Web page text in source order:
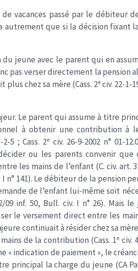
vacances passé par le débiteur
autrement que si la décision fixant
jeune avec le parent qui en
pas verser directement la pension
chez sa mère (Cass. 2eciv. 22-1-
Le parent qui assume à titre
à obtenir une contribution à
5 ; Cass. 2e civ. 26-9-2002 n° 01-
ou les parents convenir
les mains de l’enfant (C. civ. art.
I n° 141). Le débiteur de la pension
de l’enfant lui-même soit
2/09 inf. 50, Bull. civ. I n° 26). Mais
le versement direct entre les
continuait à résider chez sa
de la contribution (Cass. 1e civ.
« indication de paiement », le
principal la charge du jeune (CA